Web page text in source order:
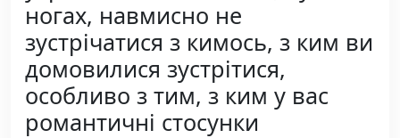
ногах, навмисно не
зустрічатися з кимось, з ким ви
домовилися зустрітися,
особливо з тим, з ким у вас
романтичні стосунки